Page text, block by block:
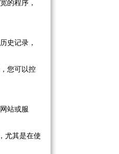
的程序，
史记录，
您可以控
站或服
尤其是在使